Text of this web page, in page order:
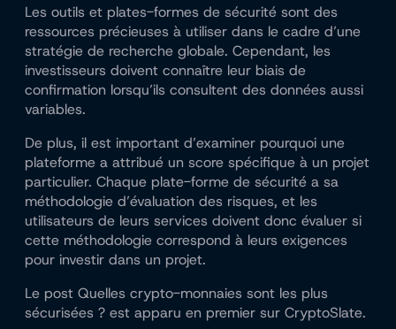
Les outils et plates-formes de sécurité sont des
ressources précieuses à utiliser dans le cadre d’une
stratégie de recherche globale. Cependant, les
investisseurs doivent connaître leur biais de
confirmation lorsqu’ils consultent des données aussi
variables.
De plus, il est important d’examiner pourquoi une
plateforme a attribué un score spécifique à un projet
particulier. Chaque plate-forme de sécurité a sa
méthodologie d’évaluation des risques, et les
utilisateurs de leurs services doivent donc évaluer si
cette méthodologie correspond à leurs exigences
pour investir dans un projet.
Le post Quelles crypto-monnaies sont les plus
sécurisées ? est apparu en premier sur CryptoSlate.